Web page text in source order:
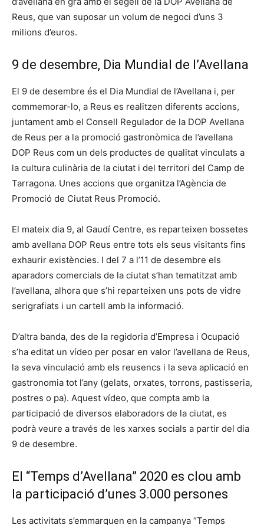
Reus, que van suposar un volum de negoci d’uns 3
milions d’euros.
9 de desembre, Dia Mundial de l’Avellana
El 9 de desembre és el Dia Mundial de l’Avellana i, per
commemorar-lo, a Reus es realitzen diferents accions,
juntament amb el Consell Regulador de la DOP Avellana
de Reus per a la promoció gastronòmica de l’avellana
DOP Reus com un dels productes de qualitat vinculats a
la cultura culinària de la ciutat i del territori del Camp de
Tarragona. Unes accions que organitza l’Agència de
Promoció de Ciutat Reus Promoció.
El mateix dia 9, al Gaudí Centre, es reparteixen bossetes
amb avellana DOP Reus entre tots els seus visitants fins
exhaurir existències. I del 7 a l’11 de desembre els
aparadors comercials de la ciutat s’han tematitzat amb
l’avellana, alhora que s’hi reparteixen uns pots de vidre
serigrafiats i un cartell amb la informació.
D’altra banda, des de la regidoria d’Empresa i Ocupació
s’ha editat un vídeo per posar en valor l’avellana de Reus,
la seva vinculació amb els reusencs i la seva aplicació en
gastronomia tot l’any (gelats, orxates, torrons, pastisseria,
postres o pa). Aquest vídeo, que compta amb la
participació de diversos elaboradors de la ciutat, es
podrà veure a través de les xarxes socials a partir del dia
9 de desembre.
El “Temps d’Avellana” 2020 es clou amb
la participació d’unes 3.000 persones
Les activitats s’emmarquen en la campanya “Temps